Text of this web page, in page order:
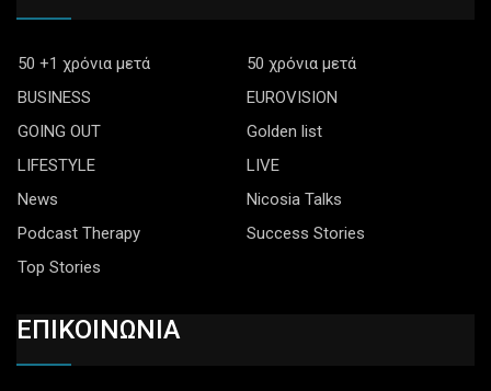
50 +1 χρόνια μετά
50 χρόνια μετά
BUSINESS
EUROVISION
GOING OUT
Golden list
LIFESTYLE
LIVE
News
Nicosia Talks
Podcast Therapy
Success Stories
Top Stories
ΕΠΙΚΟΙΝΩΝΙΑ